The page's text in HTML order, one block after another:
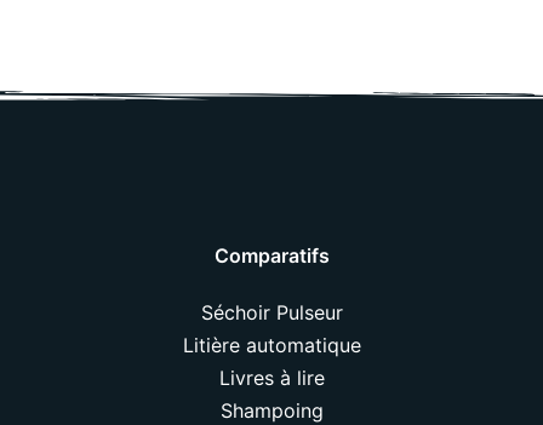
Comparatifs
Séchoir Pulseur
Litière automatique
Livres à lire
Shampoing